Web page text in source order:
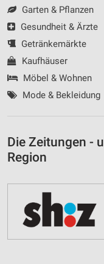
Garten & Pflanzen
Gesundheit & Ärzte
Getränkemärkte
Kaufhäuser
Möbel & Wohnen
Mode & Bekleidung
Die Zeitungen -
Region